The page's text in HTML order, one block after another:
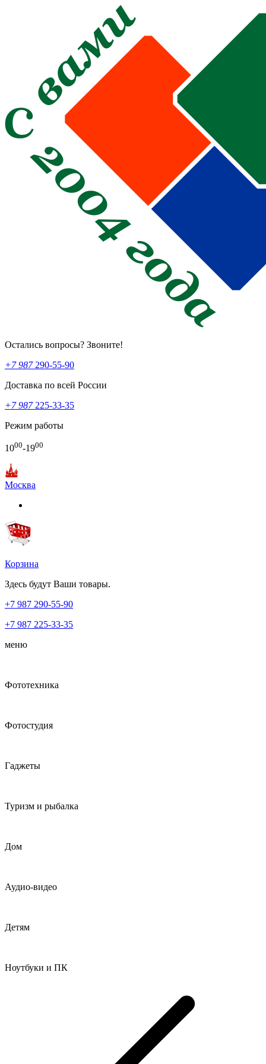
Остались вопросы? Звоните!
+7 987290-55-90
Доставка по всей России
+7 987225-33-35
Режим работы
1000-1900
Москва
Корзина
Здесь будут Ваши товары.
+7 987 290-55-90
+7 987 225-33-35
меню
Фототехника
Фотостудия
Гаджеты
Туризм и рыбалка
Дом
Аудио-видео
Детям
Ноутбуки и ПК